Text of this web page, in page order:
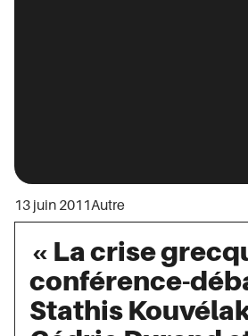
13 juin 2011Autre
« La crise
conférence-
Stathis